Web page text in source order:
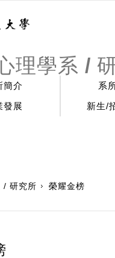
理學系 /
簡介 系
發展
新生/
/ 研究所 榮耀金榜